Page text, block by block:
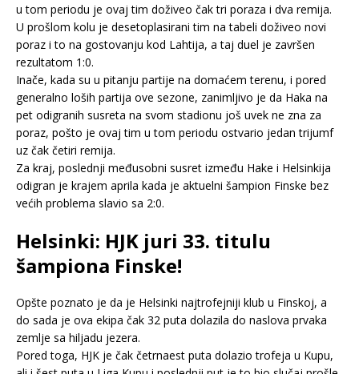
u tom periodu je ovaj tim doživeo čak tri poraza i dva remija.
U prošlom kolu je desetoplasirani tim na tabeli doživeo novi
poraz i to na gostovanju kod Lahtija, a taj duel je završen
rezultatom 1:0.
Inače, kada su u pitanju partije na domaćem terenu, i pored
generalno loših partija ove sezone, zanimljivo je da Haka na
pet odigranih susreta na svom stadionu još uvek ne zna za
poraz, pošto je ovaj tim u tom periodu ostvario jedan trijumf
uz čak četiri remija.
Za kraj, poslednji međusobni susret između Hake i Helsinkija
odigran je krajem aprila kada je aktuelni šampion Finske bez
većih problema slavio sa 2:0.
Helsinki: HJK juri 33. titulu
šampiona Finske!
Opšte poznato je da je Helsinki najtrofejniji klub u Finskoj, a
do sada je ova ekipa čak 32 puta dolazila do naslova prvaka
zemlje sa hiljadu jezera.
Pored toga, HJK je čak četrnaest puta dolazio trofeja u Kupu,